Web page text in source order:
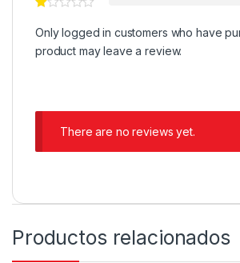
Only logged in customers who have
product may leave a review.
There are no reviews yet.
Productos relacionados